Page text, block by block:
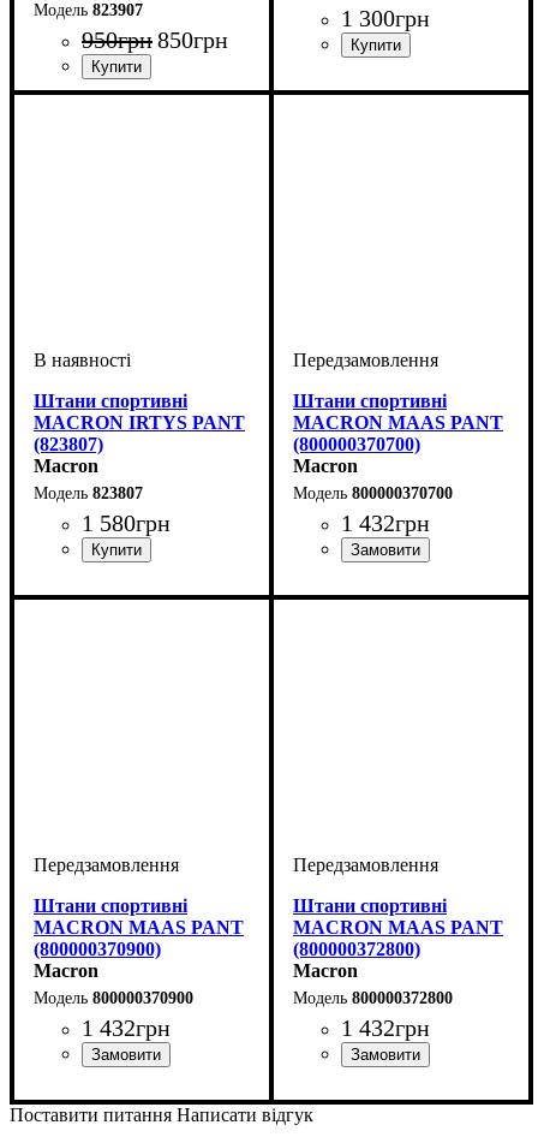
823907
950грн850грн
Стать: Дитяче, Унісекс,
Виробник: Macron
Колір: Темно-синій
1 300грн
Штани спортивні
MACRON IRTYS PANT
(823807)
Macron
823807
1 580грн
Штани спортивні
MACRON MAAS PANT
(800000370700)
Macron
800000370700
1 432грн
Штани спортивні
MACRON MAAS PANT
(800000370900)
Macron
800000370900
1 432грн
Штани спортивні
MACRON MAAS PANT
(800000372800)
Macron
800000372800
1 432грн
Поставити питання Написати відгук